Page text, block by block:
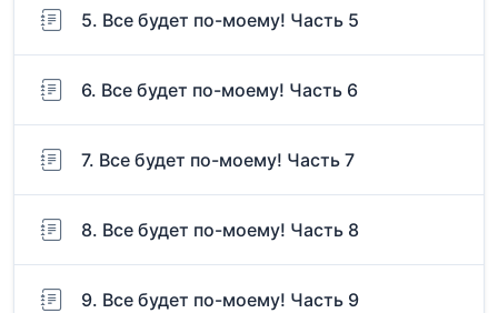
5. Все будет по-моему! Часть 5
6. Все будет по-моему! Часть 6
7. Все будет по-моему! Часть 7
8. Все будет по-моему! Часть 8
9. Все будет по-моему! Часть 9